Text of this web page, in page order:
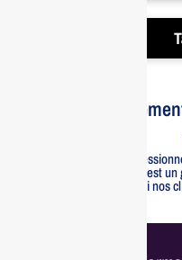
Votre
Pour un usage
officiellement distribué est
Voici pourquoi nos